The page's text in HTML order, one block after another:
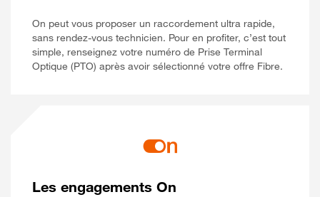
On peut vous proposer un raccordement ultra rapide,
sans rendez-vous technicien. Pour en profiter, c’est tout
simple, renseignez votre numéro de Prise Terminal
Optique (PTO) après avoir sélectionné votre offre Fibre.
Les engagements On